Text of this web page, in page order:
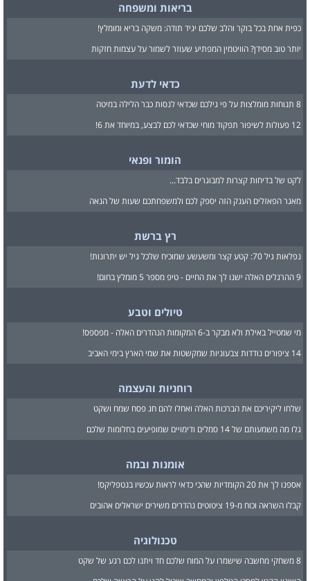
בריאות ומשפחה
כפית אחת בכל בוקר והלב שלכם יגיד תודה: משקה בריא ומומלץ!
יותר טוב מסידן? הוויטמין המפתיע שעוזר לשמור על עצמות חזקות
כדאי לדעת
8 תנוחות מומלצות על פי גילכם שכדאי לנסות כבר הלילה במיטה
12 פעולות לשיפור תפקוד מוחי שכדאי לכם לבצע, במיוחד את 6!
הומור ופנאי
לקט של בדיחות קצרות למבוגרים בלבד...
מאגר הפאזלים הענק הזה יספק לכם ולמשפחתכם שעות של הנאה
רץ ברשת
נפלאות גיל 70: קטע קצר ומשעשע שמוכיח שלכל גיל יש יתרונות!
9 ההרגלים האלה ישנו לך את החיים - טיפ מספר 5 מומלץ בחום!
טיולים וטבע
מי שמטייל באילת ולא מבקר ב-6 המקומות הנהדרים האלה - מפספס!
14 ציפורים נודדות צבעוניות שמקשטות את שמי הארץ בימי האביב
רוחניות והעצמה
שלחו ליקיריכם את הברכות האלה ואחלו להם חג פסח שמח ושקט
גלו מה משמעותם של 14 סמלים ודימויים שמופיעים בחלומות שלכם
אומנות ובמה
אספנו לך את 20 הקומדיות שהכי כדאי לראות עכשיו בנטפליקס!
קבלו השראה וכוח מ-19 ציטוטים נהדרים משירים ישראלים אהובים
טכנולוגיה
8 משחקי מחשבה שישמרו על המוח שלכם חד ויתנו לכם רגע של שקט